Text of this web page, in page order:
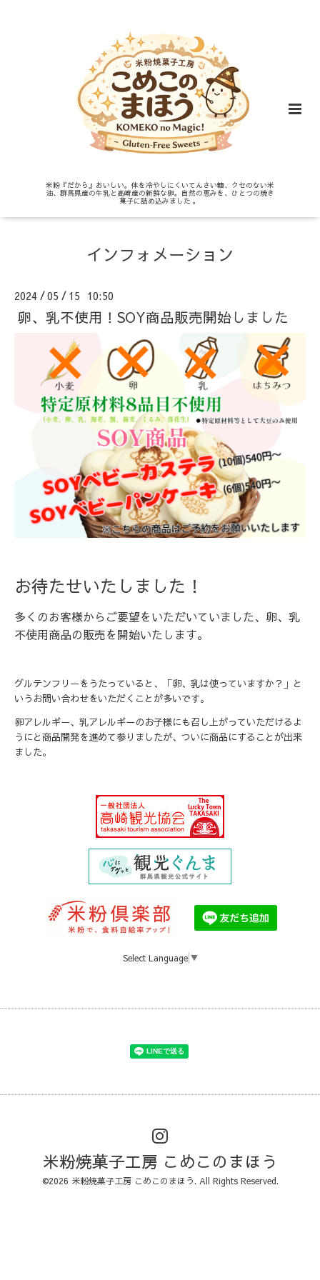
米粉『だから』おいしい。体を冷やしにくいてんさい糖、クセのない米
油、群馬県産の牛乳と高崎産の新鮮な卵。自然の恵みを、ひとつの焼き
菓子に詰め込みました 。
インフォメーション
2024 /05 / 15 10:50
卵、乳不使用！SOY商品販売開始しました
お待たせいたしました！
多くのお客様からご要望をいただいていました、卵、乳
不使用商品の販売を開始いたします。
グルテンフリーをうたっていると、「卵、乳は使っていますか？」と
いうお問い合わせをいただくことが多いです。
卵アレルギー、乳アレルギーのお子様にも召し上がっていただけるよ
うにと商品開発を進めて参りましたが、ついに商品にすることが出来
ました。
Select Language ▼
米粉焼菓子工房 こめこのまほう
©2026 米粉焼菓子工房 こめこのまほう. All Rights Reserved.